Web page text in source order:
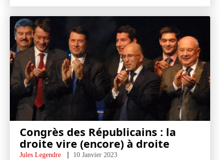
Congrès des Républicains : la
droite vire (encore) à droite
Jules Legendre 10 Janvier 2023